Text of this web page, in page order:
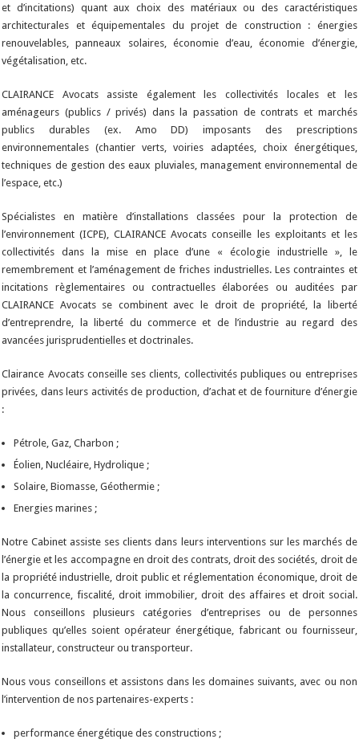
et d’incitations) quant aux choix des matériaux ou des caractéristiques
architecturales et équipementales du projet de construction : énergies
renouvelables, panneaux solaires, économie d’eau, économie d’énergie,
végétalisation, etc.
CLAIRANCE Avocats assiste également les collectivités locales et les
aménageurs (publics / privés) dans la passation de contrats et marchés
publics durables (ex. Amo DD) imposants des prescriptions
environnementales (chantier verts, voiries adaptées, choix énergétiques,
techniques de gestion des eaux pluviales, management environnemental de
l’espace, etc.)
Spécialistes en matière d’installations classées pour la protection de
l’environnement (ICPE), CLAIRANCE Avocats conseille les exploitants et les
collectivités dans la mise en place d’une « écologie industrielle », le
remembrement et l’aménagement de friches industrielles. Les contraintes et
incitations règlementaires ou contractuelles élaborées ou auditées par
CLAIRANCE Avocats se combinent avec le droit de propriété, la liberté
d’entreprendre, la liberté du commerce et de l’industrie au regard des
avancées jurisprudentielles et doctrinales.
Clairance Avocats conseille ses clients, collectivités publiques ou entreprises
privées, dans leurs activités de production, d’achat et de fourniture d’énergie
:
Pétrole, Gaz, Charbon ;
Éolien, Nucléaire, Hydrolique ;
Solaire, Biomasse, Géothermie ;
Energies marines ;
Notre Cabinet assiste ses clients dans leurs interventions sur les marchés de
l’énergie et les accompagne en droit des contrats, droit des sociétés, droit de
la propriété industrielle, droit public et réglementation économique, droit de
la concurrence, fiscalité, droit immobilier, droit des affaires et droit social.
Nous conseillons plusieurs catégories d’entreprises ou de personnes
publiques qu’elles soient opérateur énergétique, fabricant ou fournisseur,
installateur, constructeur ou transporteur.
Nous vous conseillons et assistons dans les domaines suivants, avec ou non
l’intervention de nos partenaires-experts :
performance énergétique des constructions ;